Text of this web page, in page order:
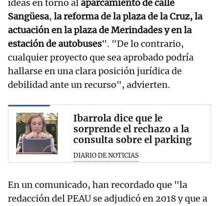
ideas en torno alaparcamiento de calle
Sangüesa, la reforma de la plaza de la Cruz, la
actuación en la plaza de Merindades y en la
estación de autobuses". "De lo contrario,
cualquier proyecto que sea aprobado podría
hallarse en una clara posición jurídica de
debilidad ante un recurso", advierten.
Ibarrola dice que le
sorprende el rechazo a la
consulta sobre el parking
DIARIO DE NOTICIAS
En un comunicado, han recordado que "la
redacción del PEAU se adjudicó en 2018 y que a